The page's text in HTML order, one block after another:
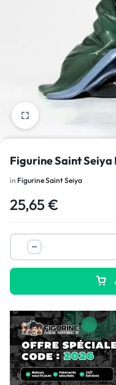
Figurine Saint
in Figurine Saint Seiya
25,65€